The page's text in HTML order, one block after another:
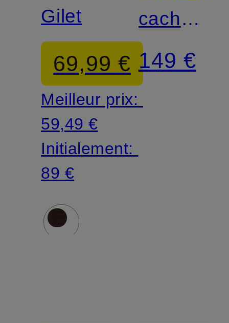
Gilet
69,99 €
Meilleur prix:
59,49 €
Initialement:
89 €
tricoté
149 €